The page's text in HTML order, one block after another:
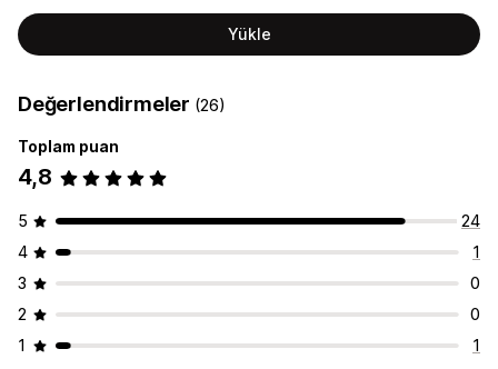
Yükle
Değerlendirmeler (26)
Toplam puan
4,8
5
24
4
1
3
0
2
0
1
1